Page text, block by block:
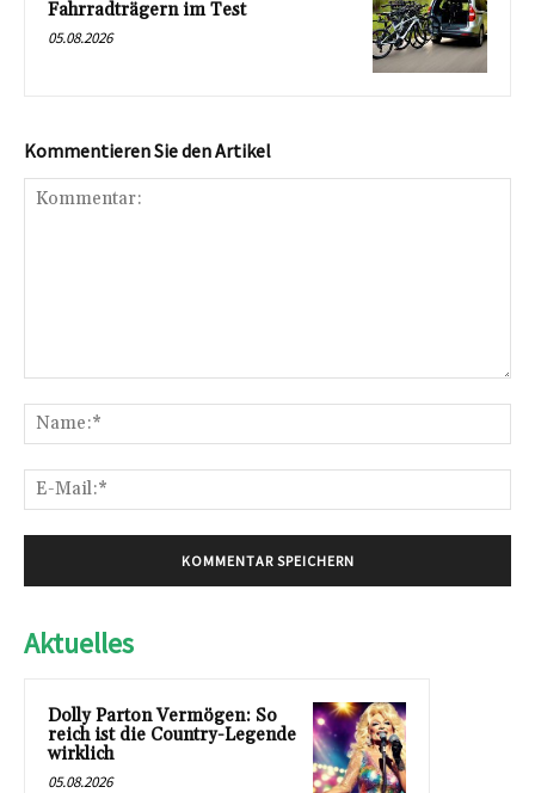
Fahrradträgern im Test
05.08.2026
Kommentieren Sie den Artikel
Aktuelles
Dolly Parton Vermögen: So
reich ist die Country-Legende
wirklich
05.08.2026